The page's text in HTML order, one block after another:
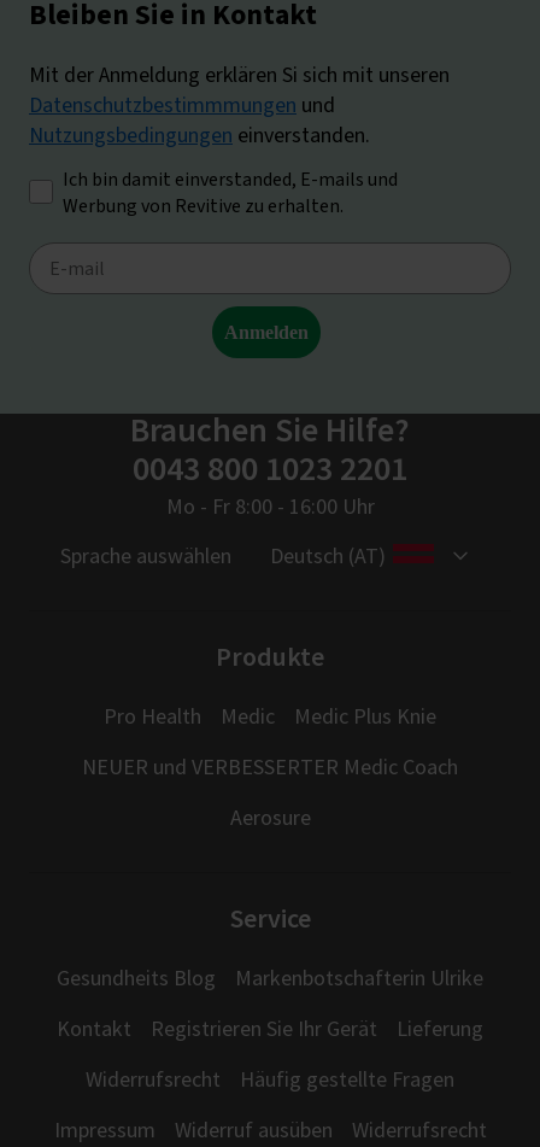
Brauchen Sie Hilfe?
0043 800 1023 2201
Mo - Fr 8:00 - 16:00 Uhr
Sprache auswählen
Deutsch (AT)
Produkte
Pro Health Medic
Medic Plus Knie
NEUER und VERBESSERTER Medic Coach
Aerosure
Service
Gesundheits Blog
Markenbotschafterin Ulrike
Kontakt
Registrieren Sie Ihr Gerät
Lieferung
Widerrufsrecht
Häufig gestellte Fragen
Impressum
Widerruf ausüben Widerrufsrecht